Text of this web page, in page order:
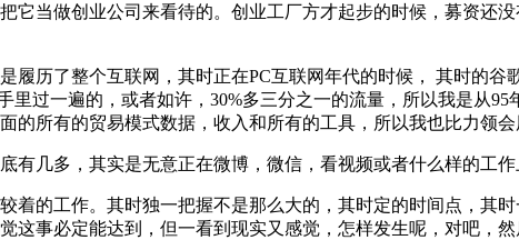
当做创业公司来看待的。创业工厂方才起步的时候，募资还
历了整个互联网，其时正在PC互联网年代的时候， 其时的谷
过一遍的，或者如许，30%多三分之一的流量，所以我是从95
所有的贸易模式数据，收入和所有的工具，所以我也比力领会
多，其实是无意正在微博，微信，看视频或者什么样的工作
的工作。其时独一把握不是那么大的，其时定的时间点，其
事必定能达到，但一看到现实又感觉，怎样发生呢，对吧，